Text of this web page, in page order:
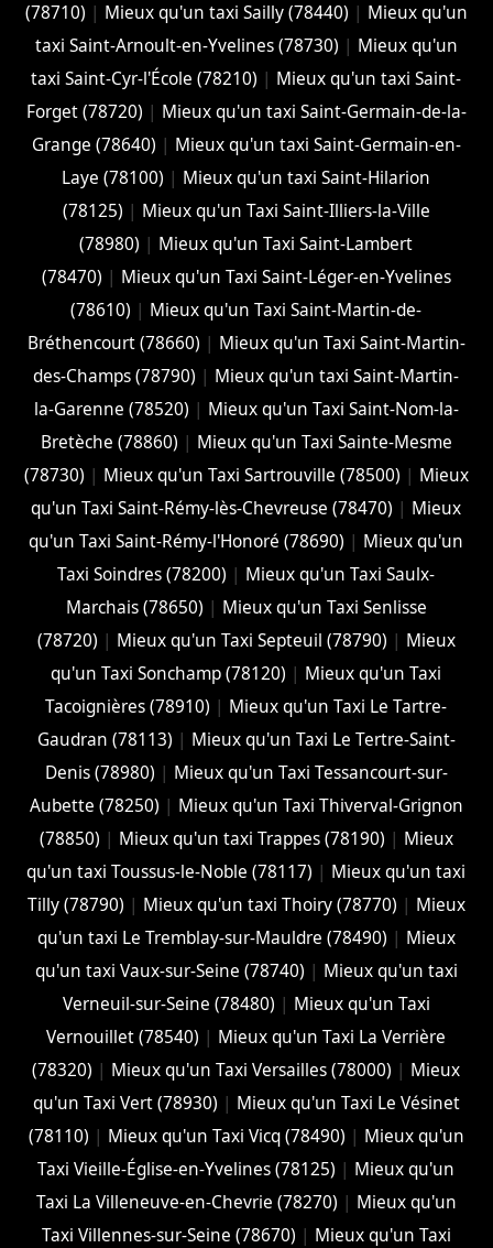
(78710) | Mieux qu'un taxi Sailly (78440) | Mieux qu'un
taxi Saint-Arnoult-en-Yvelines (78730) | Mieux qu'un
taxi Saint-Cyr-l'École (78210) | Mieux qu'un taxi Saint-
Forget (78720) | Mieux qu'un taxi Saint-Germain-de-la-
Grange (78640) | Mieux qu'un taxi Saint-Germain-en-
Laye (78100) | Mieux qu'un taxi Saint-Hilarion
(78125) | Mieux qu'un Taxi Saint-Illiers-la-Ville
(78980) | Mieux qu'un Taxi Saint-Lambert
(78470) | Mieux qu'un Taxi Saint-Léger-en-Yvelines
(78610) | Mieux qu'un Taxi Saint-Martin-de-
Bréthencourt (78660) | Mieux qu'un Taxi Saint-Martin-
des-Champs (78790) | Mieux qu'un taxi Saint-Martin-
la-Garenne (78520) | Mieux qu'un Taxi Saint-Nom-la-
Bretèche (78860) | Mieux qu'un Taxi Sainte-Mesme
(78730) | Mieux qu'un Taxi Sartrouville (78500) | Mieux
qu'un Taxi Saint-Rémy-lès-Chevreuse (78470) | Mieux
qu'un Taxi Saint-Rémy-l'Honoré (78690) | Mieux qu'un
Taxi Soindres (78200) | Mieux qu'un Taxi Saulx-
Marchais (78650) | Mieux qu'un Taxi Senlisse
(78720) | Mieux qu'un Taxi Septeuil (78790) | Mieux
qu'un Taxi Sonchamp (78120) | Mieux qu'un Taxi
Tacoignières (78910) | Mieux qu'un Taxi Le Tartre-
Gaudran (78113) | Mieux qu'un Taxi Le Tertre-Saint-
Denis (78980) | Mieux qu'un Taxi Tessancourt-sur-
Aubette (78250) | Mieux qu'un Taxi Thiverval-Grignon
(78850) | Mieux qu'un taxi Trappes (78190) | Mieux
qu'un taxi Toussus-le-Noble (78117) | Mieux qu'un taxi
Tilly (78790) | Mieux qu'un taxi Thoiry (78770) | Mieux
qu'un taxi Le Tremblay-sur-Mauldre (78490) | Mieux
qu'un taxi Vaux-sur-Seine (78740) | Mieux qu'un taxi
Verneuil-sur-Seine (78480) | Mieux qu'un Taxi
Vernouillet (78540) | Mieux qu'un Taxi La Verrière
(78320) | Mieux qu'un Taxi Versailles (78000) | Mieux
qu'un Taxi Vert (78930) | Mieux qu'un Taxi Le Vésinet
(78110) | Mieux qu'un Taxi Vicq (78490) | Mieux qu'un
Taxi Vieille-Église-en-Yvelines (78125) | Mieux qu'un
Taxi La Villeneuve-en-Chevrie (78270) | Mieux qu'un
Taxi Villennes-sur-Seine (78670) | Mieux qu'un Taxi